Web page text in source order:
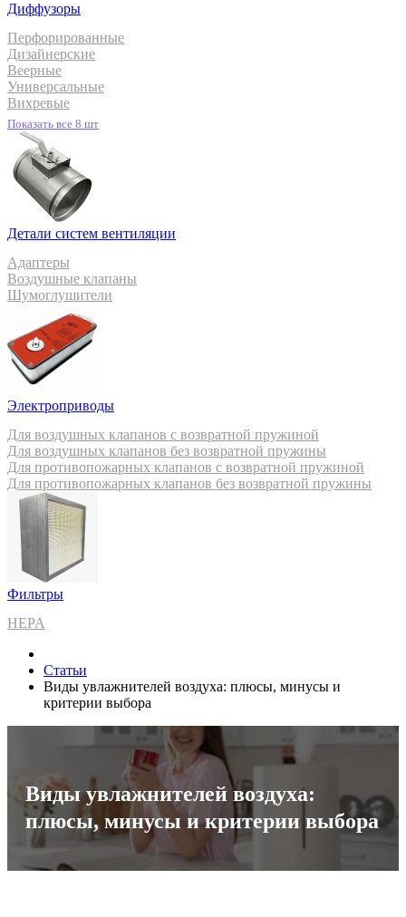
Диффузоры
Перфорированные
Дизайнерские
Веерные
Универсальные
Вихревые
Показать все 8 шт
Детали систем вентиляции
Адаптеры
Воздушные клапаны
Шумоглушители
Электроприводы
Для воздушных клапанов с возвратной пружиной
Для воздушных клапанов без возвратной пружины
Для противопожарных клапанов с возвратной пружиной
Для противопожарных клапанов без возвратной пружины
Фильтры
HEPA
Статьи
Виды увлажнителей воздуха: плюсы, минусы и
критерии выбора
Виды увлажнителей воздуха:
плюсы, минусы и критерии выбора